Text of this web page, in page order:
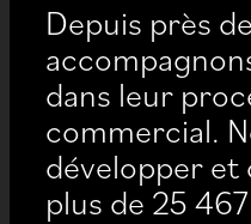
Depuis près
dans leur
commercial.
développer et
plus de 25